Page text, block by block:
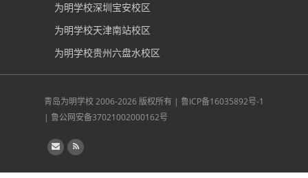
为明学校深圳宝安校区
为明学校天津南站校区
为明学校贵州六盘水校区
青岛为明学校2006-2026 版权所有 | 鲁ICP备16035892号-1
| 鲁公网安备37021002000162号